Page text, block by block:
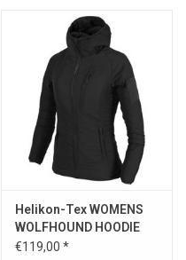
Helikon-Tex WOMENS
WOLFHOUND HOODIE
JACKET®
€119,00 *